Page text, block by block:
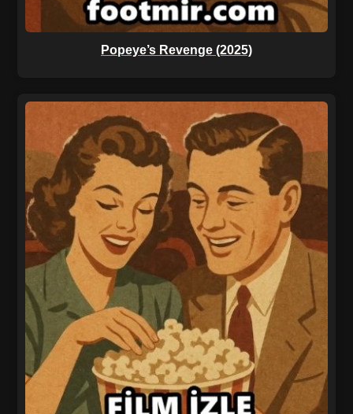
Popeye’s Revenge (2025)